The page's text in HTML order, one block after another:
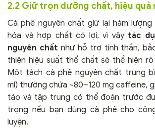
2.2 Giữ trọn dưỡng chất, hiệu quả
Cà phê nguyên chất giữ lại hàm
hóa và hợp chất có lợi, vì vậy tác
nguyên chất như hỗ trợ tinh thần,
thiện hiệu suất thể chất sẽ thể hiện
Một tách cà phê nguyên chất trung
ml) thường chứa ~80–120 mg caffeine,
táo và tập trung có thể đoán trước
trọng nếu bạn dùng cà phê cho
luyện.